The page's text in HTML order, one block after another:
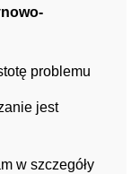
problemu
jest
w szczegóły